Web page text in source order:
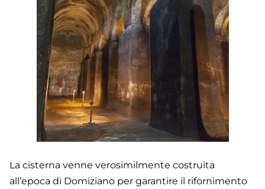
La cisterna venne verosimilmente costruita
all’epoca di Domiziano per garantire il rifornimento